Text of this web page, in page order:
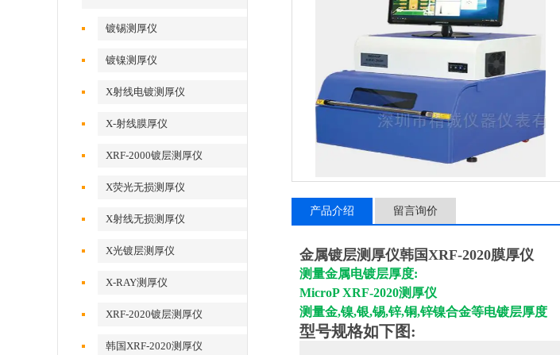
镀锡测厚仪
镀镍测厚仪
X射线电镀测厚仪
X-射线膜厚仪
XRF-2000镀层测厚仪
X荧光无损测厚仪
X射线无损测厚仪
X光镀层测厚仪
X-RAY测厚仪
XRF-2020镀层测厚仪
韩国XRF-2020测厚仪
产品介绍 留言询价
金属镀层测厚仪韩国XRF-2020膜厚仪
测量金属电镀层厚度:
MicroP XRF-2020测厚仪
测量金,镍,银,锡,锌,铜,锌镍合金等电镀层厚度
型号规格如下图: